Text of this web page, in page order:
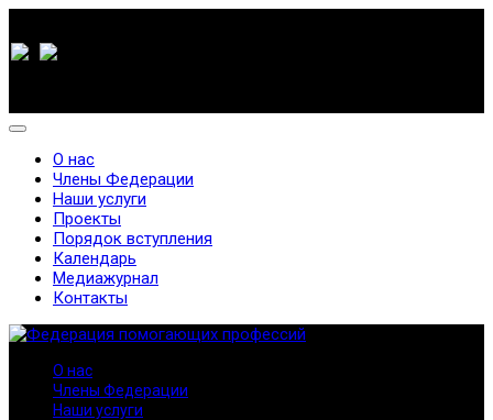
О нас
Члены Федерации
Наши услуги
Проекты
Порядок вступления
Календарь
Медиажурнал
Контакты
О нас
Члены Федерации
Наши услуги